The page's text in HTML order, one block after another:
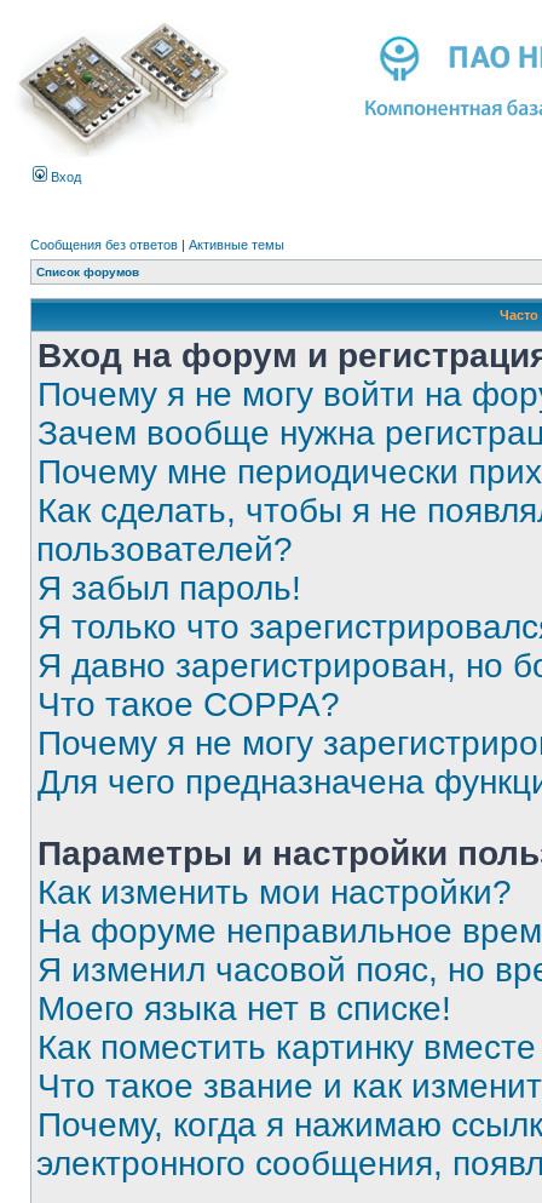
Вход
Сообщения без ответов | Активные темы
Список форумов
Вход на форум и
Почему я не могу войти на
Зачем вообще нужна
Почему мне периодически
Как сделать, чтобы я не
пользователей?
Я забыл пароль!
Я только что
Я давно зарегистрирован, но
Что такое COPPA?
Почему я не могу
Для чего предназначена
Параметры и настройки
Как изменить мои настройки?
На форуме неправильное
Я изменил часовой пояс, но
Моего языка нет в списке!
Как поместить картинку
Что такое звание и как
Почему, когда я нажимаю
электронного сообщения,